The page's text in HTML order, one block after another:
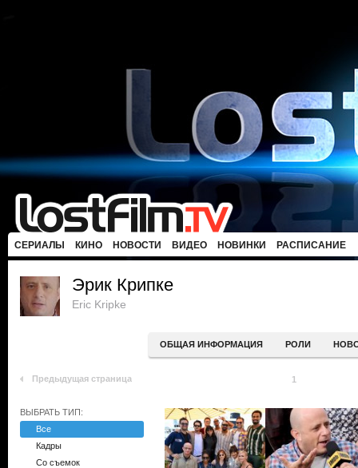
СЕРИАЛЫ КИНО НОВОСТИ ВИДЕО НОВИНКИ РАСПИСАНИЕ
Эрик Крипке
Eric Kripke
ОБЩАЯ ИНФОРМАЦИЯ РОЛИ
Предыдущая страница 1
ВЫБРАТЬ ТИП:
Все
Кадры
Со съемок